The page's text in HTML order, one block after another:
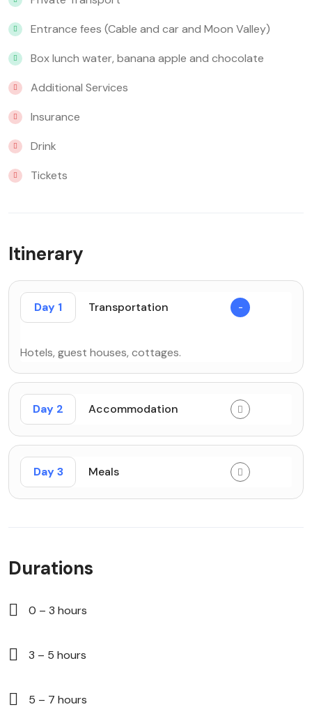
Entrance fees (Cable and car and Moon Valley)
Box lunch water, banana apple and chocolate
Additional Services
Insurance
Drink
Tickets
Itinerary
Day 1 Transportation
Hotels, guest houses, cottages.
Day 2 Accommodation
Day 3 Meals
Durations
0 – 3 hours
3 – 5 hours
5 – 7 hours